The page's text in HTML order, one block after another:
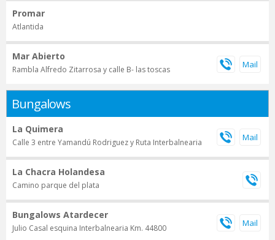
Promar
Atlantida
Mar Abierto
Rambla Alfredo Zitarrosa y calle B- las toscas
Bungalows
La Quimera
Calle 3 entre Yamandú Rodriguez y Ruta Interbalnearia
La Chacra Holandesa
Camino parque del plata
Bungalows Atardecer
Julio Casal esquina Interbalnearia Km. 44800